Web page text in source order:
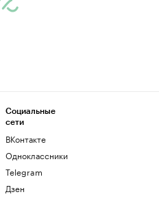
Социальные
сети
ВКонтакте
Одноклассники
Telegram
Дзен